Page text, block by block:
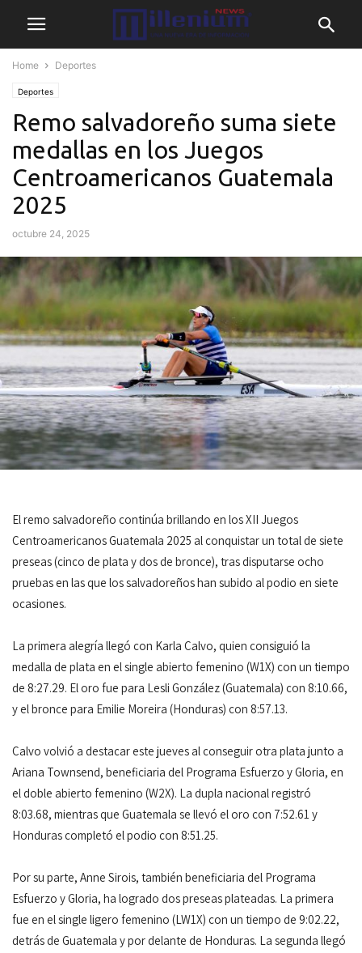
Home Deportes
Deportes
Remo salvadoreño suma siete
medallas en los Juegos
Centroamericanos Guatemala
2025
octubre 24, 2025
El remo salvadoreño continúa brillando en los XII Juegos
Centroamericanos Guatemala 2025 al conquistar un total de siete
preseas (cinco de plata y dos de bronce), tras disputarse ocho
pruebas en las que los salvadoreños han subido al podio en siete
ocasiones.
La primera alegría llegó con Karla Calvo, quien consiguió la
medalla de plata en el single abierto femenino (W1X) con un tiempo
de 8:27.29. El oro fue para Lesli González (Guatemala) con 8:10.66,
y el bronce para Emilie Moreira (Honduras) con 8:57.13.
Calvo volvió a destacar este jueves al conseguir otra plata junto a
Ariana Townsend, beneficiaria del Programa Esfuerzo y Gloria, en
el doble abierto femenino (W2X). La dupla nacional registró
8:03.68, mientras que Guatemala se llevó el oro con 7:52.61 y
Honduras completó el podio con 8:51.25.
Por su parte, Anne Sirois, también beneficiaria del Programa
Esfuerzo y Gloria, ha logrado dos preseas plateadas. La primera
fue en el single ligero femenino (LW1X) con un tiempo de 9:02.22,
detrás de Guatemala y por delante de Honduras. La segunda llegó